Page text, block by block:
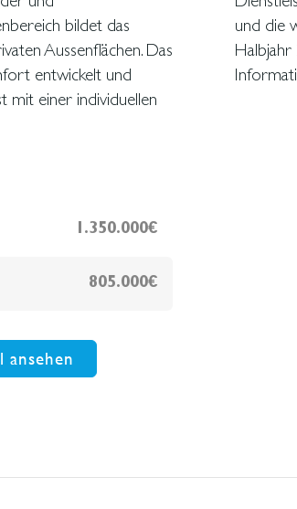
bildet das
Aussenflächen. Das
entwickelt und
mit einer individuellen
und die
Halbjahr
1.350.000€
805.000€